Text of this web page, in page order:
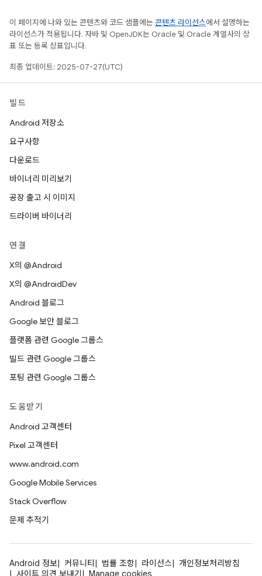
이 페이지에 나와 있는 콘텐츠와 코드 샘플에는 콘텐츠 라이선스에서 설명하는
라이선스가 적용됩니다. 자바 및 OpenJDK는 Oracle 및 Oracle 계열사의 상
표 또는 등록 상표입니다.
최종 업데이트: 2025-07-27(UTC)
빌드
Android 저장소
요구사항
다운로드
바이너리 미리보기
공장 출고 시 이미지
드라이버 바이너리
연결
X의 @Android
X의 @AndroidDev
Android 블로그
Google 보안 블로그
플랫폼 관련 Google 그룹스
빌드 관련 Google 그룹스
포팅 관련 Google 그룹스
도움받기
Android 고객센터
Pixel 고객센터
www.android.com
Google Mobile Services
Stack Overflow
문제 추적기
Android 정보 커뮤니티 법률 조항 라이선스
개인정보처리방침
사이트 의견 보내기
Manage cookies